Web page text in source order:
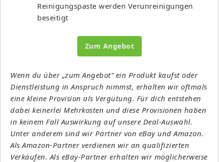
Reinigungspaste werden Verunreinigungen
beseitigt
Zum Angebot
Wenn du über „zum Angebot“ ein Produkt kaufst oder
Dienstleistung in Anspruch nimmst, erhalten wir oftmals
eine kleine Provision als Vergütung. Für dich entstehen
dabei keinerlei Mehrkosten und diese Provisionen haben
in keinem Fall Auswirkung auf unsere Deal-Auswahl.
Unter anderem sind wir Partner von eBay und Amazon.
Als Amazon-Partner verdienen wir an qualifizierten
Verkäufen. Als eBay-Partner erhalten wir möglicherweise